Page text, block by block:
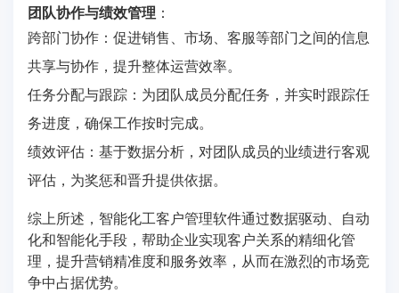
团队协作与绩效管理 ：
跨部门协作：促进销售、市场、客服等部门之间的信息
共享与协作，提升整体运营效率。
任务分配与跟踪：为团队成员分配任务，并实时跟踪任
务进度，确保工作按时完成。
绩效评估：基于数据分析，对团队成员的业绩进行客观
评估，为奖惩和晋升提供依据。
综上所述，智能化工客户管理软件通过数据驱动、自动
化和智能化手段，帮助企业实现客户关系的精细化管
理，提升营销精准度和服务效率，从而在激烈的市场竞
争中占据优势。